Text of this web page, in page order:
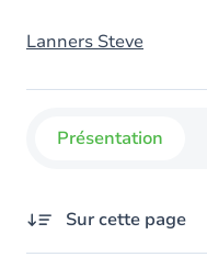
Lanners Steve
Présentation
Sur cette page